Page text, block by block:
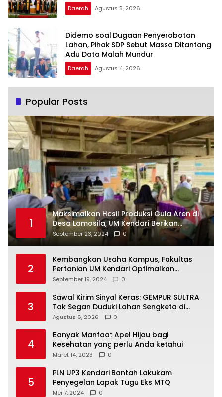
Daerah Agustus 5, 2026
Didemo soal Dugaan Penyerobotan
Lahan, Pihak SDP Sebut Massa Ditantang
Adu Data Malah Mundur
Daerah Agustus 4, 2026
Popular Posts
1
Maksimalkan Hasil Produksi Gula Aren di
Desa Lamosila, UM Kendari Berikan
Bantuan Alat Produksi Modern
September 23, 2024 0
2
Kembangkan Usaha Kampus, Fakultas
Pertanian UM Kendari Optimalkan
Laboratorium Lapangan Agribisnis
September 19, 2024 0
3
Sawal Kirim Sinyal Keras: GEMPUR SULTRA
Tak Segan Duduki Lahan Sengketa di
Puuwatu
Agustus 6, 2026 0
4
Banyak Manfaat Apel Hijau bagi
Kesehatan yang perlu Anda ketahui
Maret 14, 2023 0
5
PLN UP3 Kendari Bantah Lakukam
Penyegelan Lapak Tugu Eks MTQ
Mei 7, 2024 0